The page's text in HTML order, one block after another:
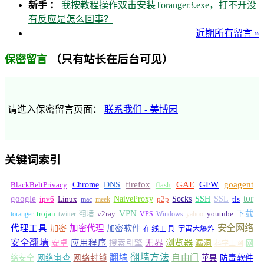
新手 ： 我按教程操作双击安装Toranger3.exe，打不开没
有反应是怎么回事？
近期所有留言 »
保密留言 （只有站长在后台可见）
请進入保密留言页面： 联系我们 - 美博园
关键词索引
BlackBeltPrivacy Chrome DNS firefox flash GAE GFW
goagent
google ipv6 Linux mac meek NaiveProxy p2p Socks SSH SSL tls tor
toranger trojan twitter 翻墙 v2ray VPN VPS Windows yahoo youtube 下载
代理工具 加密 加密代理 加密软件 在线工具 宇宙大爆炸 安全网络
安全翻墙 安卓 应用程序 搜索引擎 无界 浏览器 漏洞 科学上网
网
络安全 网络审查 网络封锁 翻墙 翻墙方法 自由门 苹果 防毒软件